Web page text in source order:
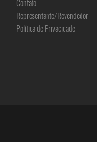
Contato
Representante/Revendedor
Política de Privacidade